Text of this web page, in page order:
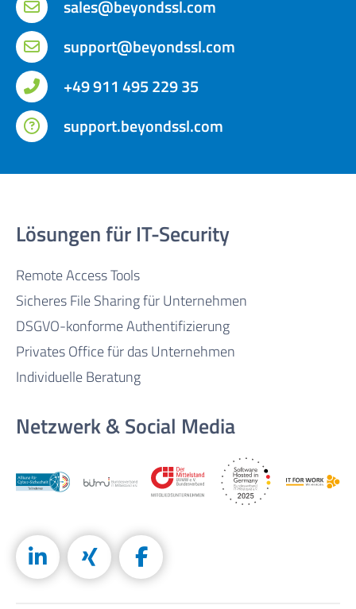
sales@beyondssl.com
support@beyondssl.com
+49 911 495 229 35
support.beyondssl.com
Lösungen für IT-Security
Remote Access Tools
Sicheres File Sharing für Unternehmen
DSGVO-konforme Authentifizierung
Privates Office für das Unternehmen
Individuelle Beratung
Netzwerk & Social Media